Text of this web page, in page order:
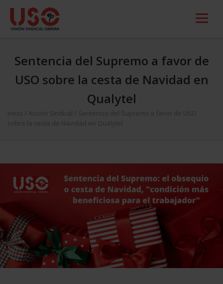
Sentencia del Supremo a favor de
USO sobre la cesta de Navidad en
Qualytel
Inicio Acción Sindical
Sentencia del Supremo a favor de USO
sobre la cesta de Navidad en Qualytel